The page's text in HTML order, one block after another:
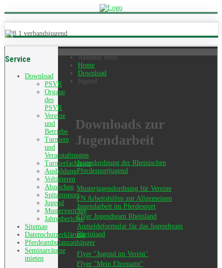
Service
Download
PSVR
Organe
des
PSVR
Vereine
und
Betriebe
Turniere
und
Veranstaltungen
Turnierfachleute
Ausbildung
Voltigieren
Abzeichen
Spitzensport
Jugend
Musterverträge
Jahresberichte
Sitemap
Datenschutzerklärung
Pferdeambulanzanhänger
Seminarräume
mieten
Aktuelle Seite:
Home
Download
Jugend
Downloads zur
Jugendarbeit
Jugendordnung der Rheinischen
Pferdesportjugend
Musterjugendordnung für Vereine
FN Arbeitshilfen zur Allgemeinen
Jugendarbeit im Pferdesport
Flyer Jugendteam Rheinland
Anmeldeformular für das Jugendteam
Rheinland
Flyer "Jugend im Verein"
Flyer "Mein Ehrenamt"